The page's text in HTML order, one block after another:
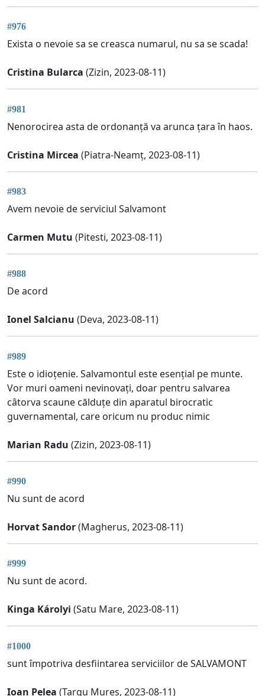
#976
Exista o nevoie sa se creasca numarul, nu sa se scada!
Cristina Bularca (Zizin, 2023-08-11)
#981
Nenorocirea asta de ordonanță va arunca țara în haos.
Cristina Mircea (Piatra-Neamț, 2023-08-11)
#983
Avem nevoie de serviciul Salvamont
Carmen Mutu (Pitesti, 2023-08-11)
#988
De acord
Ionel Salcianu (Deva, 2023-08-11)
#989
Este o idioțenie. Salvamontul este esențial pe munte.
Vor muri oameni nevinovați, doar pentru salvarea
câtorva scaune călduțe din aparatul birocratic
guvernamental, care oricum nu produc nimic
Marian Radu (Zizin, 2023-08-11)
#990
Nu sunt de acord
Horvat Sandor(Magherus, 2023-08-11)
#999
Nu sunt de acord.
Kinga Károlyi (Satu Mare, 2023-08-11)
#1000
sunt împotriva desfiintarea serviciilor de SALVAMONT
Ioan Pelea (Targu Mures, 2023-08-11)